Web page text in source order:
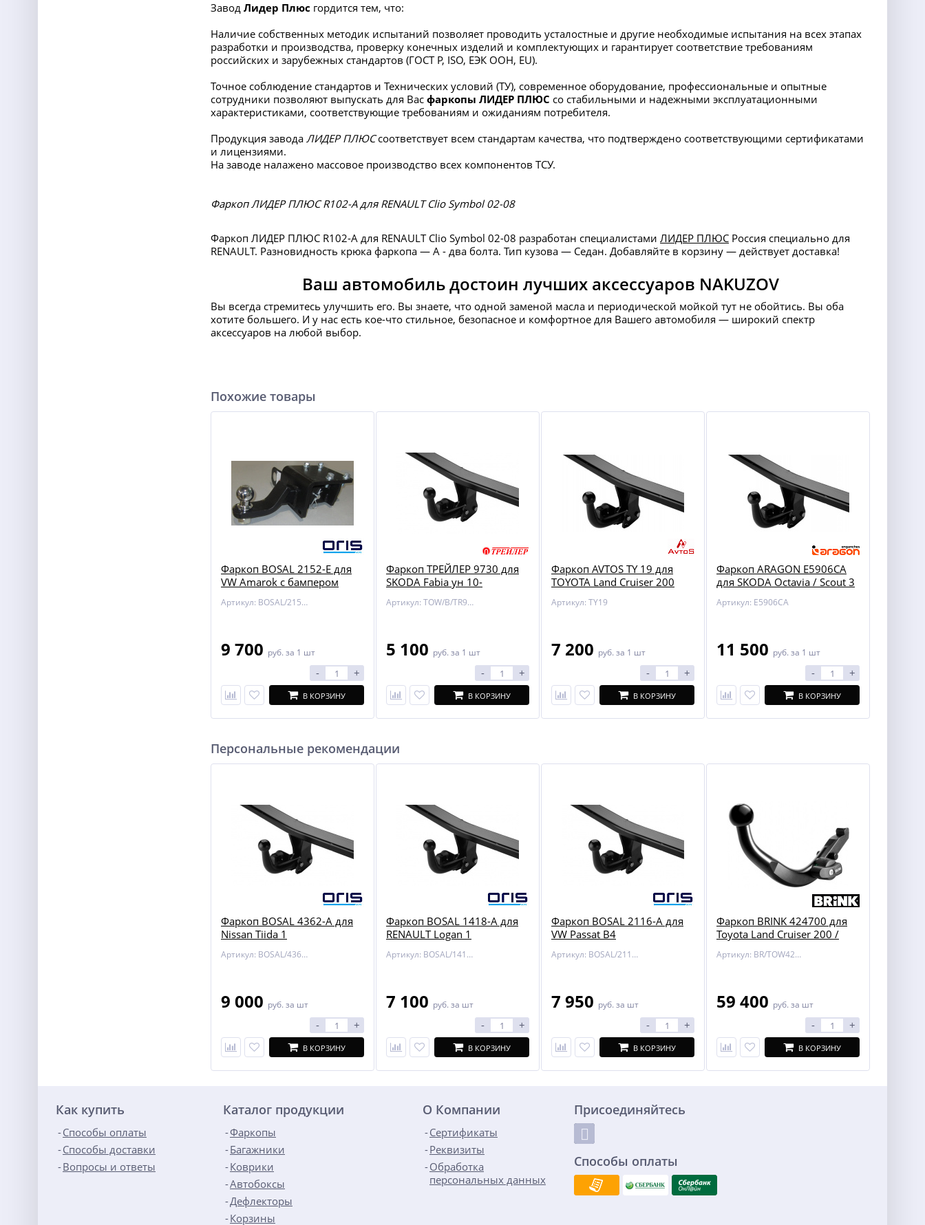
Завод Лидер Плюс гордится тем, что:
Наличие собственных методик испытаний позволяет проводить усталостные и другие необходимые испытания на всех этапах
разработки и производства, проверку конечных изделий и комплектующих и гарантирует соответствие требованиям
российских и зарубежных стандартов (ГОСТ Р, ISO, ЕЭК ООН, EU).
Точное соблюдение стандартов и Технических условий (ТУ), современное оборудование, профессиональные и опытные
сотрудники позволяют выпускать для Вас фаркопы ЛИДЕР ПЛЮС со стабильными и надежными эксплуатационными
характеристиками, соответствующие требованиям и ожиданиям потребителя.
Продукция завода ЛИДЕР ПЛЮСсоответствует всем стандартам качества, что подтверждено соответствующими сертификатами
и лицензиями.
На заводе налажено массовое производство всех компонентов ТСУ.
Фаркоп ЛИДЕР ПЛЮС R102-A для RENAULT Clio Symbol 02-08
Фаркоп ЛИДЕР ПЛЮС R102-A для RENAULT Clio Symbol 02-08 разработан специалистами ЛИДЕР ПЛЮС Россия специально для
RENAULT. Разновидность крюка фаркопа — А - два болта. Тип кузова — Седан. Добавляйте в корзину — действует доставка!
Ваш автомобиль достоин лучших аксессуаров NAKUZOV
Вы всегда стремитесь улучшить его. Вы знаете, что одной заменой масла и периодической мойкой тут не обойтись. Вы оба
хотите большего. И у нас есть кое-что стильное, безопасное и комфортное для Вашего автомобиля — широкий спектр
аксессуаров на любой выбор.
Похожие товары
Фаркоп BOSAL 2152-E для
VW Amarok с бампером
Артикул: BOSAL/2152-E
9 700 руб. за 1 шт
- +
В КОРЗИНУ
Фаркоп ТРЕЙЛЕР 9730 для
SKODA Fabia ун 10-
Артикул: TOW/B/TR9730
5 100 руб. за 1 шт
- +
В КОРЗИНУ
Фаркоп AVTOS TY 19 для
TOYOTA Land Cruiser 200
Артикул: TY19
7 200 руб. за 1 шт
- +
В КОРЗИНУ
Фаркоп ARAGON E5906CA
для SKODA Octavia / Scout 3
Артикул: E5906CA
11 500 руб. за 1 шт
- +
В КОРЗИНУ
Персональные рекомендации
Фаркоп BOSAL 4362-A для
Nissan Tiida 1
Артикул: BOSAL/4362-A
9 000 руб. за шт
- +
В КОРЗИНУ
Фаркоп BOSAL 1418-A для
RENAULT Logan 1
Артикул: BOSAL/1418-A
7 100 руб. за шт
- +
В КОРЗИНУ
Фаркоп BOSAL 2116-A для
VW Passat B4
Артикул: BOSAL/2116-A
7 950 руб. за шт
- +
В КОРЗИНУ
Фаркоп BRINK 424700 для
Toyota Land Cruiser 200 /
Артикул: BR/TOW424700
59 400 руб. за шт
- +
В КОРЗИНУ
Как купить
Способы оплаты
Способы доставки
Вопросы и ответы
Каталог продукции
Фаркопы
Багажники
Коврики
Автобоксы
Дефлекторы
Корзины
О Компании
Сертификаты
Реквизиты
Обработка
персональных данных
Присоединяйтесь
Способы оплаты